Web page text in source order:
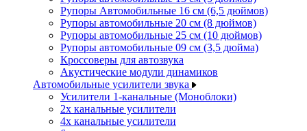
Рупоры Автомобильные 16 см (6,5 дюймов)
Рупоры автомобильные 20 см (8 дюймов)
Рупоры автомобильные 25 см (10 дюймов)
Рупоры автомобильные 09 см (3,5 дюйма)
Кроссоверы для автозвука
Акустические модули динамиков
Автомобильные усилители звука
Усилители 1-канальные (Моноблоки)
2х канальные усилители
4х канальные усилители